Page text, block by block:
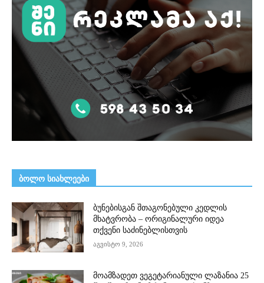
ᲑᲝᲚᲝ ᲡᲘᲐᲮᲚᲔᲔᲑᲘ
ბუნებისგან შთაგონებული კედლის
მხატვრობა – ორიგინალური იდეა
თქვენი საძინებლისთვის
აგვისტო 9, 2026
მოამზადეთ ვეგეტარიანული ლაზანია 25